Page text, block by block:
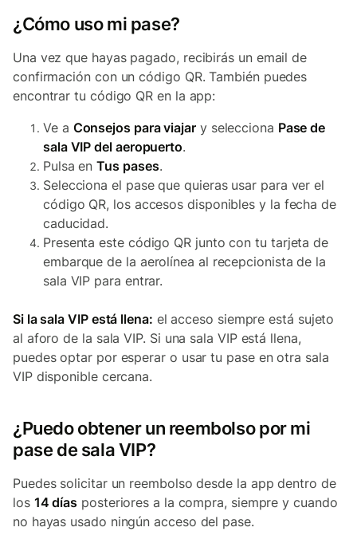
¿Cómo uso mi pase?
Una vez que hayas pagado, recibirás un email de
confirmación con un código QR. También puedes
encontrar tu código QR en la app:
Ve a Consejos para viajary selecciona Pase de
sala VIP del aeropuerto.
Pulsa enTus pases.
Selecciona el pase que quieras usar para ver el
código QR, los accesos disponibles y la fecha de
caducidad.
Presenta este código QR junto con tu tarjeta de
embarque de la aerolínea al recepcionista de la
sala VIP para entrar.
Si la sala VIP está llena: el acceso siempre está sujeto
al aforo de la sala VIP. Si una sala VIP está llena,
puedes optar por esperar o usar tu pase en otra sala
VIP disponible cercana.
¿Puedo obtener un reembolso por mi
pase de sala VIP?
Puedes solicitar un reembolso desde la app dentro de
los 14 días posteriores a la compra, siempre y cuando
no hayas usado ningún acceso del pase.